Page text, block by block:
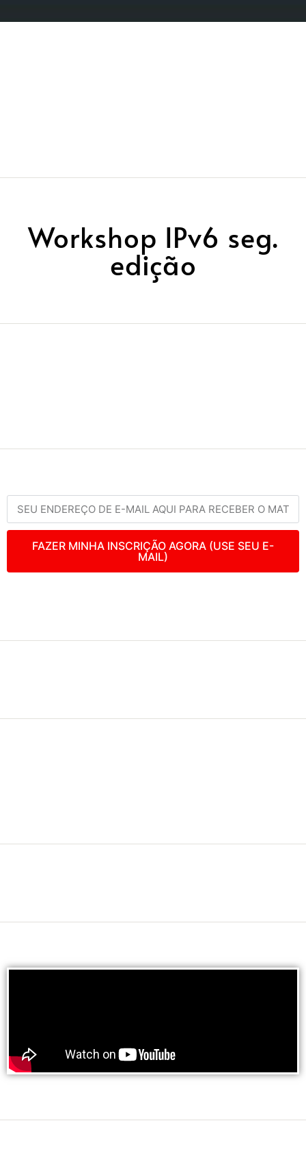
Workshop IPv6 seg.
edição
FAZER MINHA INSCRIÇÃO AGORA (USE SEU E-
MAIL)